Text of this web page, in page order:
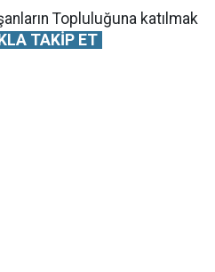
Topluluğuna katılmak
TAKİP ET